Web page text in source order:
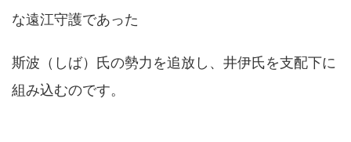
な遠江守護であった
斯波（しば）氏の勢力を追放し、井伊氏を支配下に
組み込むのです。